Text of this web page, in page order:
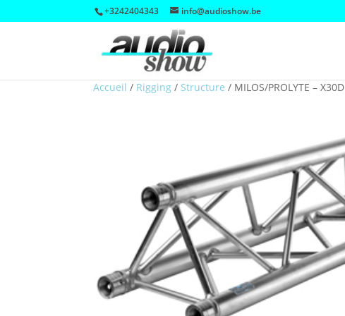
+3242404343 info@audioshow.be
Accueil / Rigging / Structure / MILOS/PROLYTE – X30D